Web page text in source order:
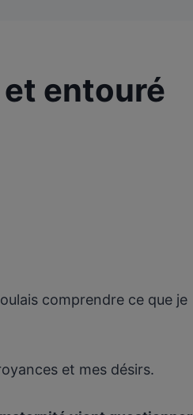
entouré
comprendre ce que je
et mes désirs.